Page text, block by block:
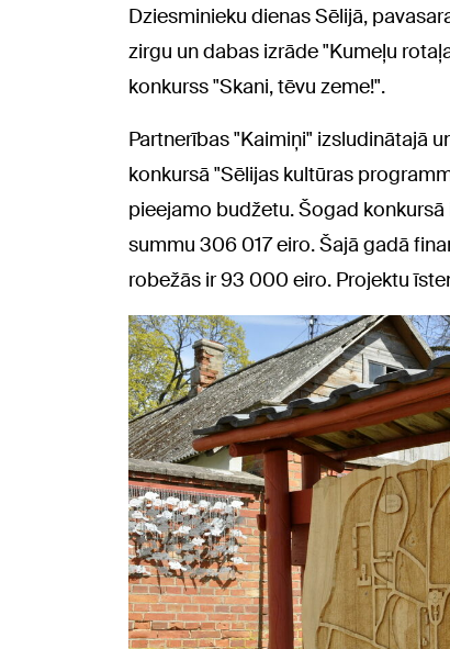
Dziesminieku dienas Sēlijā,
zirgu un dabas izrāde "Kumeļu
konkurss "Skani, tēvu zeme!".
Partnerības "Kaimiņi" izsludinātajā
konkursā "Sēlijas kultūras
pieejamo budžetu. Šogad
summu 306 017 eiro. Šajā gadā
robežās ir 93 000 eiro. Projektu